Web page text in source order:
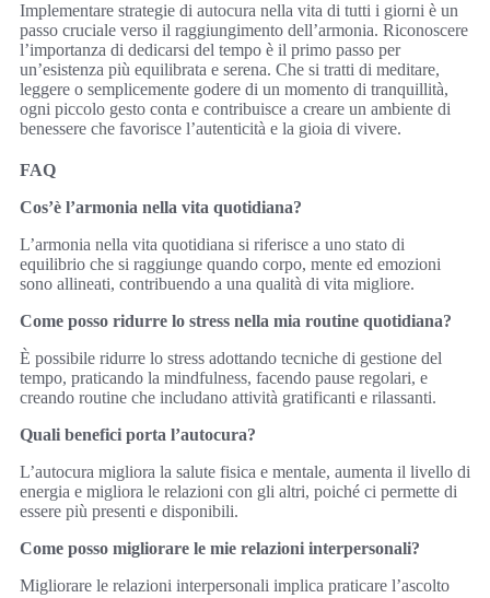
Implementare strategie di autocura nella vita di tutti i giorni è un
passo cruciale verso il raggiungimento dell’armonia. Riconoscere
l’importanza di dedicarsi del tempo è il primo passo per
un’esistenza più equilibrata e serena. Che si tratti di meditare,
leggere o semplicemente godere di un momento di tranquillità,
ogni piccolo gesto conta e contribuisce a creare un ambiente di
benessere che favorisce l’autenticità e la gioia di vivere.
FAQ
Cos’è l’armonia nella vita quotidiana?
L’armonia nella vita quotidiana si riferisce a uno stato di
equilibrio che si raggiunge quando corpo, mente ed emozioni
sono allineati, contribuendo a una qualità di vita migliore.
Come posso ridurre lo stress nella mia routine quotidiana?
È possibile ridurre lo stress adottando tecniche di gestione del
tempo, praticando la mindfulness, facendo pause regolari, e
creando routine che includano attività gratificanti e rilassanti.
Quali benefici porta l’autocura?
L’autocura migliora la salute fisica e mentale, aumenta il livello di
energia e migliora le relazioni con gli altri, poiché ci permette di
essere più presenti e disponibili.
Come posso migliorare le mie relazioni interpersonali?
Migliorare le relazioni interpersonali implica praticare l’ascolto